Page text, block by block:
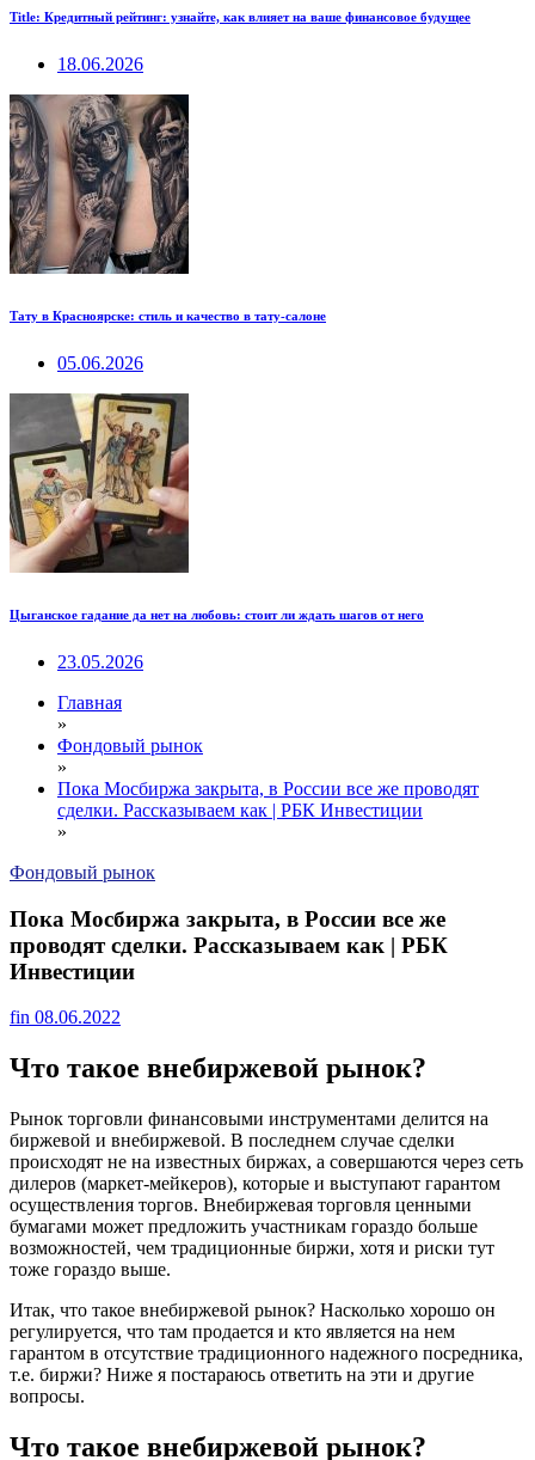
Title: Кредитный рейтинг: узнайте, как влияет на ваше финансовое будущее
18.06.2026
Тату в Красноярске: стиль и качество в тату-салоне
05.06.2026
Цыганское гадание да нет на любовь: стоит ли ждать шагов от него
23.05.2026
Главная
»
Фондовый рынок
»
Пока Мосбиржа закрыта, в России все же проводят
сделки. Рассказываем как | РБК Инвестиции
»
Фондовый рынок
Пока Мосбиржа закрыта, в России все же
проводят сделки. Рассказываем как | РБК
Инвестиции
fin 08.06.2022
Что такое внебиржевой рынок?
Рынок торговли финансовыми инструментами делится на
биржевой и внебиржевой. В последнем случае сделки
происходят не на известных биржах, а совершаются через сеть
дилеров (маркет-мейкеров), которые и выступают гарантом
осуществления торгов. Внебиржевая торговля ценными
бумагами может предложить участникам гораздо больше
возможностей, чем традиционные биржи, хотя и риски тут
тоже гораздо выше.
Итак, что такое внебиржевой рынок? Насколько хорошо он
регулируется, что там продается и кто является на нем
гарантом в отсутствие традиционного надежного посредника,
т.е. биржи? Ниже я постараюсь ответить на эти и другие
вопросы.
Что такое внебиржевой рынок?